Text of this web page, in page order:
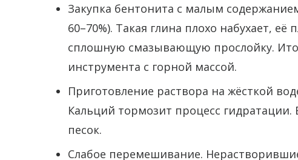
Закупка бентонита с малым
60–70%). Такая глина плохо набухает,
сплошную смазывающую прослойку.
инструмента с горной массой.
Приготовление раствора на жёсткой
Кальций тормозит процесс гидратации.
песок.
Слабое перемешивание.